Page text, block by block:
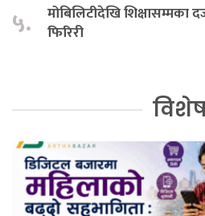
५.
मोबिलिटीदेखि शिक्षासम्मका
फिरिरी